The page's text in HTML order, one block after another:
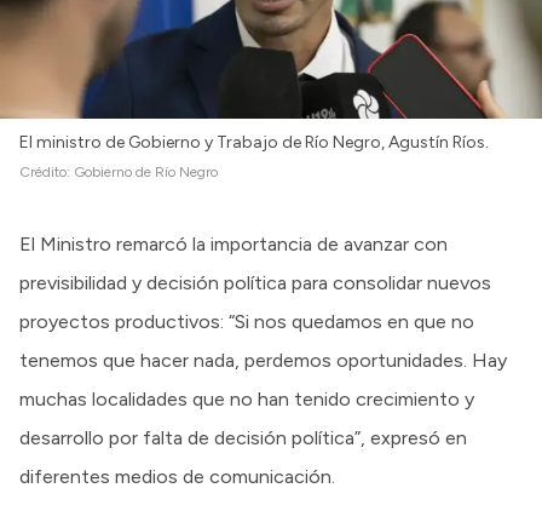
El ministro de Gobierno y Trabajo de Río Negro, Agustín Ríos.
Crédito: Gobierno de Río Negro
El Ministro remarcó la importancia de avanzar con
previsibilidad y decisión política para consolidar nuevos
proyectos productivos: “Si nos quedamos en que no
tenemos que hacer nada, perdemos oportunidades. Hay
muchas localidades que no han tenido crecimiento y
desarrollo por falta de decisión política”, expresó en
diferentes medios de comunicación.